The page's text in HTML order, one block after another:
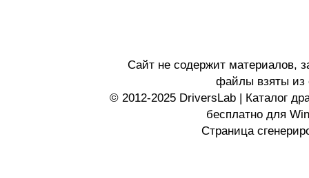
Сайт не содержит материалов,
файлы взяты из
© 2012-2025 DriversLab | Каталог
бесплатно для
Страница